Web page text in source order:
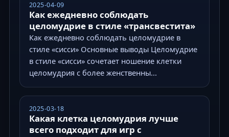
2025-04-09
Как ежедневно соблюдать
целомудрие в стиле «трансвестита»
Как ежедневно соблюдать целомудрие в
стиле «сисси» Основные выводы Целомудрие
в стиле «сисси» сочетает ношение клетки
целомудрия с более женственны...
2025-03-18
Какая клетка целомудрия лучше
всего подходит для игр с